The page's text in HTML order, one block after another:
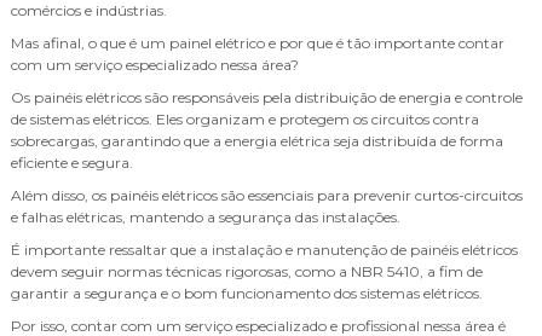
comércios e indústrias.
Mas afinal, o que é um painel elétrico e por que é tão importante contar
com um serviço especializado nessa área?
Os painéis elétricos são responsáveis pela distribuição de energia e controle
de sistemas elétricos. Eles organizam e protegem os circuitos contra
sobrecargas, garantindo que a energia elétrica seja distribuída de forma
eficiente e segura.
Além disso, os painéis elétricos são essenciais para prevenir curtos-circuitos
e falhas elétricas, mantendo a segurança das instalações.
É importante ressaltar que a instalação e manutenção de painéis elétricos
devem seguir normas técnicas rigorosas, como a NBR 5410, a fim de
garantir a segurança e o bom funcionamento dos sistemas elétricos.
Por isso, contar com um serviço especializado e profissional nessa área é